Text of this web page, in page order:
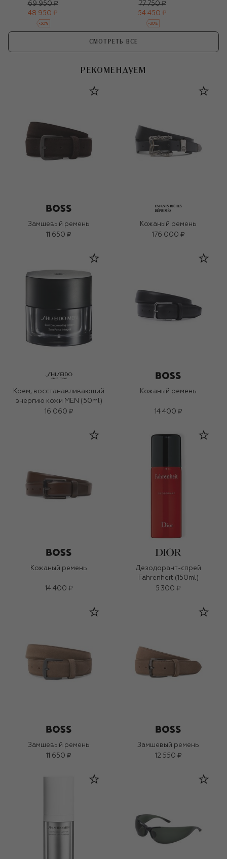
69 950 ₽
48 950 ₽
-30%
77 750 ₽
54 450 ₽
-30%
СМОТРЕТЬ ВСЕ
РЕКОМЕНДУЕМ
Замшевый ремень
11 650 ₽
Кожаный ремень
176 000 ₽
Крем, восстанавливающий
энергию кожи MEN (50ml)
16 060 ₽
Кожаный ремень
14 400 ₽
Кожаный ремень
14 400 ₽
Дезодорант-спрей
Fahrenheit (150ml)
5 300 ₽
Замшевый ремень
11 650 ₽
Замшевый ремень
12 550 ₽